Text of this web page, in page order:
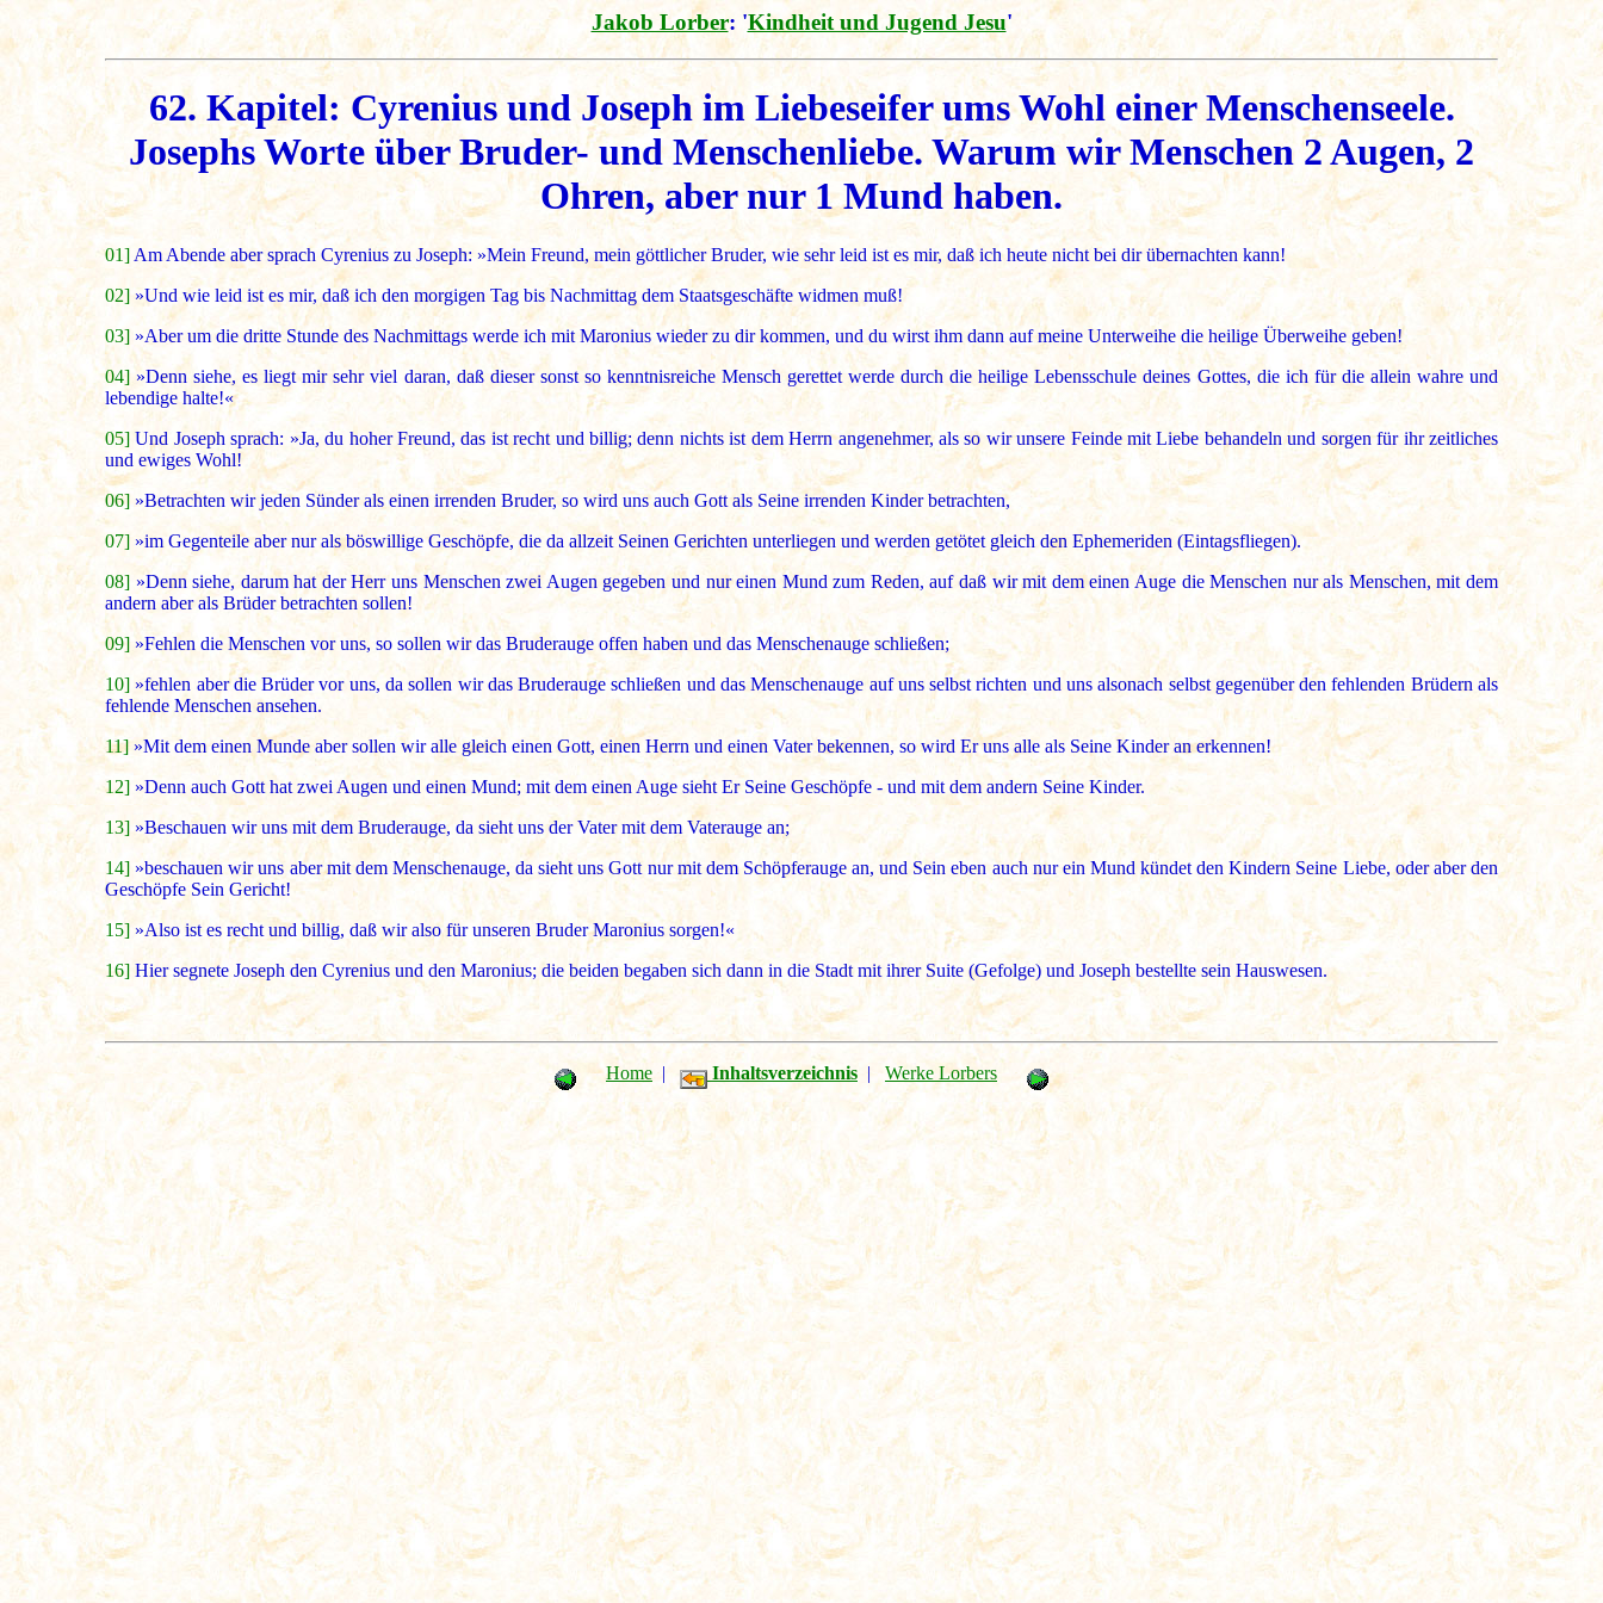
Jakob Lorber: 'Kindheit und Jugend Jesu'
62. Kapitel: Cyrenius und Joseph im Liebeseifer ums Wohl einer Menschenseele.
Josephs Worte über Bruder- und Menschenliebe. Warum wir Menschen 2 Augen, 2
Ohren, aber nur 1 Mund haben.
01] Am Abende aber sprach Cyrenius zu Joseph: »Mein Freund, mein göttlicher Bruder, wie sehr leid ist es mir, daß ich heute nicht bei dir übernachten kann!
02]»Und wie leid ist es mir, daß ich den morgigen Tag bis Nachmittag dem Staatsgeschäfte widmen muß!
03] »Aber um die dritte Stunde des Nachmittags werde ich mit Maronius wieder zu dir kommen, und du wirst ihm dann auf meine Unterweihe die heilige Überweihe geben!
04]»Denn siehe, es liegt mir sehr viel daran, daß dieser sonst so kenntnisreiche Mensch gerettet werde durch die heilige Lebensschule deines Gottes, die ich für die allein wahre und
lebendige halte!«
05]Und Joseph sprach: »Ja, du hoher Freund, das ist recht und billig; denn nichts ist dem Herrn angenehmer, als so wir unsere Feinde mit Liebe behandeln und sorgen für ihr zeitliches
und ewiges Wohl!
06] »Betrachten wir jeden Sünder als einen irrenden Bruder, so wird uns auch Gott als Seine irrenden Kinder betrachten,
07] »im Gegenteile aber nur als böswillige Geschöpfe, die da allzeit Seinen Gerichten unterliegen und werden getötet gleich den Ephemeriden (Eintagsfliegen).
08] »Denn siehe, darum hat der Herr uns Menschen zwei Augen gegeben und nur einen Mund zum Reden, auf daß wir mit dem einen Auge die Menschen nur als Menschen, mit dem
andern aber als Brüder betrachten sollen!
09] »Fehlen die Menschen vor uns, so sollen wir das Bruderauge offen haben und das Menschenauge schließen;
10]»fehlen aber die Brüder vor uns, da sollen wir das Bruderauge schließen und das Menschenauge auf uns selbst richten und uns alsonach selbst gegenüber den fehlenden Brüdern als
fehlende Menschen ansehen.
11]»Mit dem einen Munde aber sollen wir alle gleich einen Gott, einen Herrn und einen Vater bekennen, so wird Er uns alle als Seine Kinder an erkennen!
12] »Denn auch Gott hat zwei Augen und einen Mund; mit dem einen Auge sieht Er Seine Geschöpfe - und mit dem andern Seine Kinder.
13] »Beschauen wir uns mit dem Bruderauge, da sieht uns der Vater mit dem Vaterauge an;
14] »beschauen wir uns aber mit dem Menschenauge, da sieht uns Gott nur mit dem Schöpferauge an, und Sein eben auch nur ein Mund kündet den Kindern Seine Liebe, oder aber den
Geschöpfe Sein Gericht!
15] »Also ist es recht und billig, daß wir also für unseren Bruder Maronius sorgen!«
16] Hier segnete Joseph den Cyrenius und den Maronius; die beiden begaben sich dann in die Stadt mit ihrer Suite (Gefolge) und Joseph bestellte sein Hauswesen.
Home | Inhaltsverzeichnis | Werke Lorbers